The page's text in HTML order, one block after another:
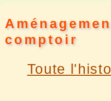
comptoir
Toute